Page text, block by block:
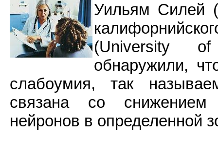
Уильям Силей
(University
обнаружили,
слабоумия, так
связана со снижением
нейронов в определенной